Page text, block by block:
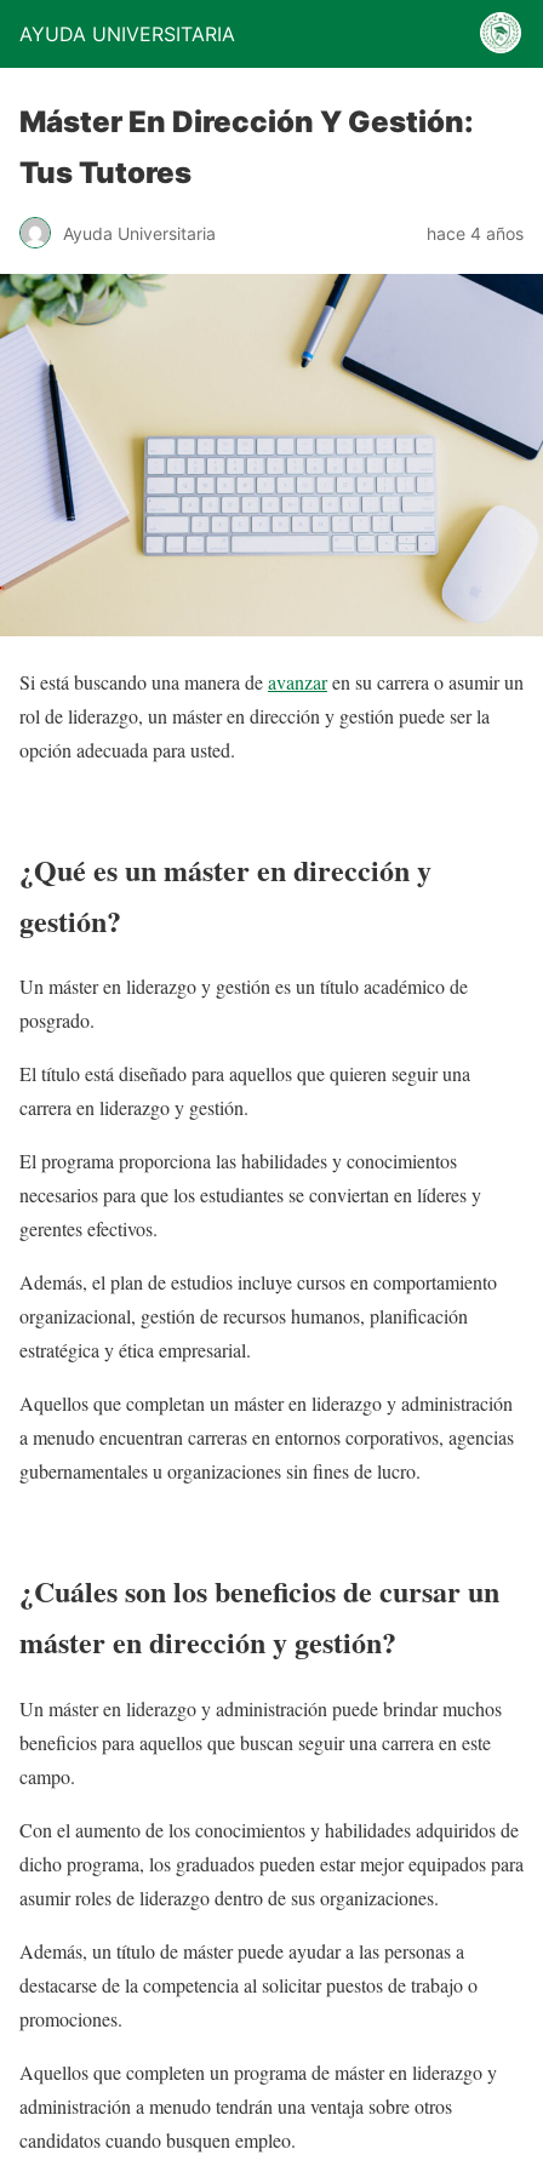
AYUDA UNIVERSITARIA
Máster En Dirección Y Gestión:
Tus Tutores
Ayuda Universitaria hace 4 años
Si está buscando una manera deavanzaren su carrera o asumir un
rol de liderazgo, un máster en dirección y gestión puede ser la
opción adecuada para usted.
¿Qué es un máster en dirección y
gestión?
Un máster en liderazgo y gestión es un título académico de
posgrado.
El título está diseñado para aquellos que quieren seguir una
carrera en liderazgo y gestión.
El programa proporciona las habilidades y conocimientos
necesarios para que los estudiantes se conviertan en líderes y
gerentes efectivos.
Además, el plan de estudios incluye cursos en comportamiento
organizacional, gestión de recursos humanos, planificación
estratégica y ética empresarial.
Aquellos que completan un máster en liderazgo y administración
a menudo encuentran carreras en entornos corporativos, agencias
gubernamentales u organizaciones sin fines de lucro.
¿Cuáles son los beneficios de cursar un
máster en dirección y gestión?
Un máster en liderazgo y administración puede brindar muchos
beneficios para aquellos que buscan seguir una carrera en este
campo.
Con el aumento de los conocimientos y habilidades adquiridos de
dicho programa, los graduados pueden estar mejor equipados para
asumir roles de liderazgo dentro de sus organizaciones.
Además, un título de máster puede ayudar a las personas a
destacarse de la competencia al solicitar puestos de trabajo o
promociones.
Aquellos que completen un programa de máster en liderazgo y
administración a menudo tendrán una ventaja sobre otros
candidatos cuando busquen empleo.